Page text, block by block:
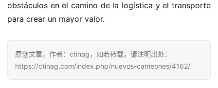
obstáculos en el camino de la logística y el transporte
para crear un mayor valor.
原创文章，作者：ctinag，如若转载，请注明出处：
https://ctinag.com/index.php/nuevos-cameones/4162/